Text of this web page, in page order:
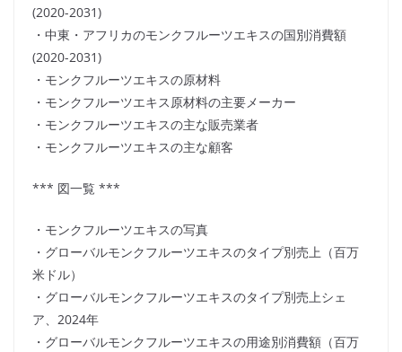
(2020-2031)
・中東・アフリカのモンクフルーツエキスの国別消費額
(2020-2031)
・モンクフルーツエキスの原材料
・モンクフルーツエキス原材料の主要メーカー
・モンクフルーツエキスの主な販売業者
・モンクフルーツエキスの主な顧客
*** 図一覧 ***
・モンクフルーツエキスの写真
・グローバルモンクフルーツエキスのタイプ別売上（百万
米ドル）
・グローバルモンクフルーツエキスのタイプ別売上シェ
ア、2024年
・グローバルモンクフルーツエキスの用途別消費額（百万